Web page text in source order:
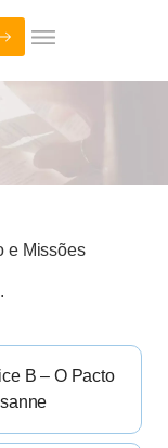
e Missões
B – O Pacto